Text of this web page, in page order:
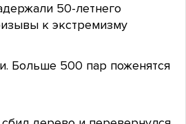
50-летнего
к экстремизму
Больше 500 пар поженятся